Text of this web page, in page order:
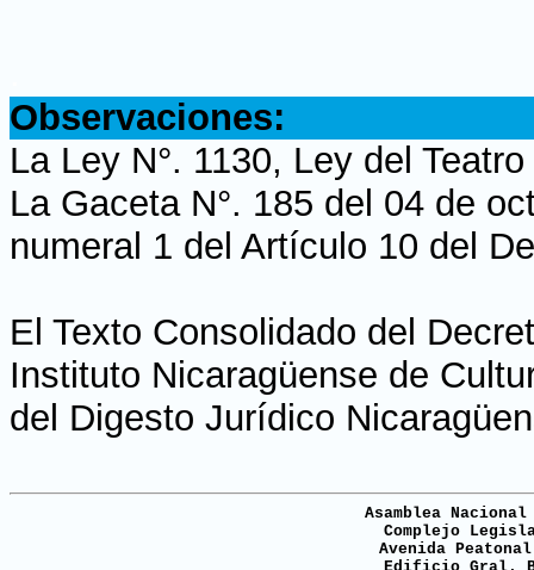
Observaciones:
La Ley N°. 1130, Ley del
La Gaceta N°. 185 del 04 de
numeral 1 del Artículo 10 del
El Texto Consolidado del
Instituto Nicaragüense de
del Digesto Jurídico
Asamblea
Complejo
Avenida